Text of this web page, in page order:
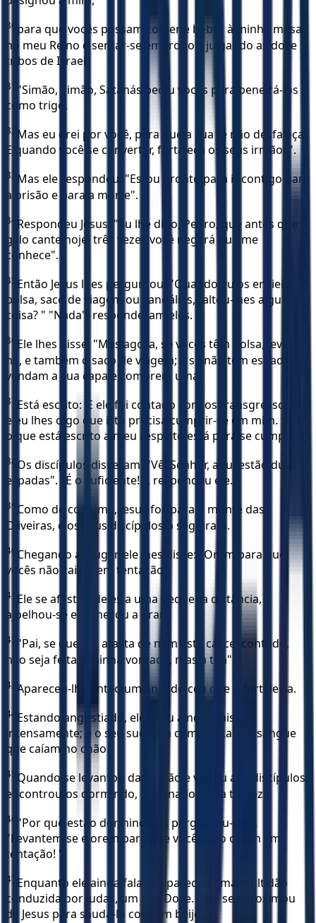
30 para que vocês possam comer e beber à minha mesa
no meu Reino e sentar-se em tronos, julgando as doze
tribos de Israel.
31
"Simão, Simão, Satanás pediu vocês para peneirá-los
como trigo.
32 Mas eu orei por você, para que a sua fé não desfaleça.
E quando você se converter, fortaleça os seus irmãos".
33 Mas ele respondeu: "Estou pronto para ir contigo para
a prisão e para a morte".
34 Respondeu Jesus: "Eu lhe digo, Pedro, que antes que o
galo cante hoje, três vezes você negará que me
conhece".
35 Então Jesus lhes perguntou: "Quando eu os enviei sem
bolsa, saco de viagem ou sandálias, faltou-lhes alguma
coisa? " "Nada", responderam eles.
36 Ele lhes disse: "Mas agora, se vocês têm bolsa, levem-
na, e também o saco de viagem; e se não têm espada,
vendam a sua capa e comprem uma.
37 Está escrito: ‘E ele foi contado com os transgressores’;
e eu lhes digo que isto precisa cumprir-se em mim. Sim,
o que está escrito a meu respeito está para se cumprir".
38 Os discípulos disseram: "Vê, Senhor, aqui estão duas
espadas". "É o suficiente! ", respondeu ele.
39 Como de costume, Jesus foii para o monte das
Oliveiras, e os seus discípulos o seguiram.
40 Chegando ao lugar, ele lhes disse: "Orem para que
vocês não caiam em tentação".
41 Ele se afastou deles a uma pequena distância,
ajoelhou-se e começou a orar:
42 "Pai, se queres, afasta de mim este cálice; contudo,
não seja feita a minha vontade, mas a tua".
43 Apareceu-lhe então um anjo do céu que o fortalecia.
44 Estando angustiado, ele orou ainda mais
intensamente; e o seu suor era como gotas de sangue
que caíam no chão.
45 Quando se levantou da oração e voltou aos discípulos,
encontrou-os dormindo, dominados pela tristeza.
46 "Por que estão dormindo? ", perguntou-lhes.
"Levantem-se e orem para que vocês não caiam em
tentação! "
47 Enquanto ele ainda falava, apareceu uma multidão
conduzida por Judas, um dos Doze. Este se aproximou
de Jesus para saudá-lo com um beijo.